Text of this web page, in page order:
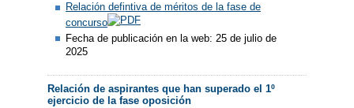
Relación defintiva de méritos de la fase de
concurso
Fecha de publicación en la web: 25 de julio de
2025
Relación de aspirantes que han superado el 1º
ejercicio de la fase oposición